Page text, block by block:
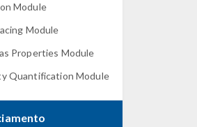
Module
Module
Properties Module
Quantification Module